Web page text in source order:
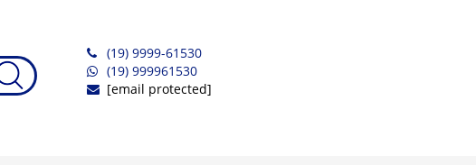
(19) 9999-61530
(19) 999961530
[email protected]